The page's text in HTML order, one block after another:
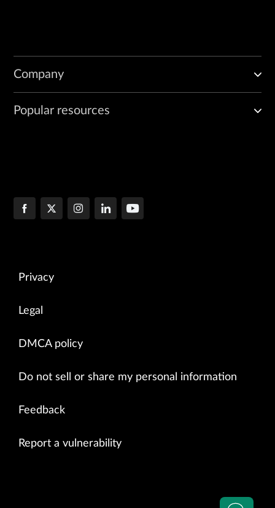
Company
Popular resources
Privacy
Legal
DMCA policy
Do not sell or share my personal information
Feedback
Report a vulnerability